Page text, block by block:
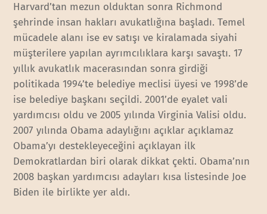
Harvard’tan mezun olduktan sonra Richmond
şehrinde insan hakları avukatlığına başladı. Temel
mücadele alanı ise ev satışı ve kiralamada siyahi
müşterilere yapılan ayrımcılıklara karşı savaştı. 17
yıllık avukatlık macerasından sonra girdiği
politikada 1994’te belediye meclisi üyesi ve 1998’de
ise belediye başkanı seçildi. 2001’de eyalet vali
yardımcısı oldu ve 2005 yılında Virginia Valisi oldu.
2007 yılında Obama adaylığını açıklar açıklamaz
Obama’yı destekleyeceğini açıklayan ilk
Demokratlardan biri olarak dikkat çekti. Obama’nın
2008 başkan yardımcısı adayları kısa listesinde Joe
Biden ile birlikte yer aldı.